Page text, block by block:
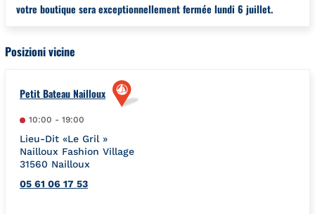
votre boutique sera exceptionnellement fermée lundi 6 juillet.
Posizioni vicine
Petit Bateau Nailloux
10:00 - 19:00
Lieu-Dit «Le Gril »
Nailloux Fashion Village
31560 Nailloux
05 61 06 17 53